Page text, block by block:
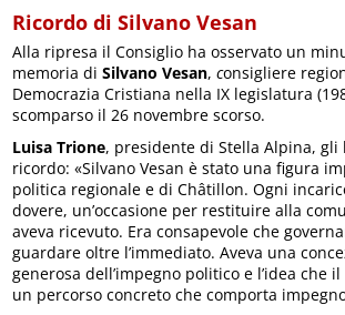
Ricordo di Silvano Vesan
Alla ripresa il Consiglio ha osservato un
memoria diSilvano Vesan, consigliere
Democrazia Cristiana nella IX legislatura
scomparso il 26 novembre scorso.
Luisa Trione, presidente di Stella Alpina, gli
ricordo: «Silvano Vesan è stato una figura
politica regionale e di Châtillon. Ogni
dovere, un’occasione per restituire alla
aveva ricevuto. Era consapevole che
guardare oltre l’immediato. Aveva una
generosa dell’impegno politico e l’idea che
un percorso concreto che comporta